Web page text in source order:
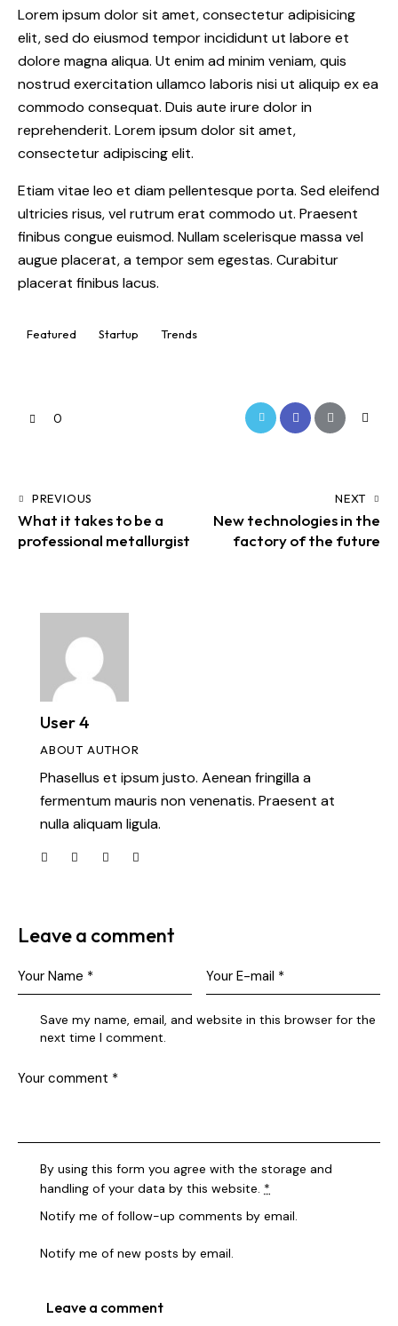
Lorem ipsum dolor sit amet, consectetur adipisicing
elit, sed do eiusmod tempor incididunt ut labore et
dolore magna aliqua. Ut enim ad minim veniam, quis
nostrud exercitation ullamco laboris nisi ut aliquip ex ea
commodo consequat. Duis aute irure dolor in
reprehenderit. Lorem ipsum dolor sit amet,
consectetur adipiscing elit.
Etiam vitae leo et diam pellentesque porta. Sed eleifend
ultricies risus, vel rutrum erat commodo ut. Praesent
finibus congue euismod. Nullam scelerisque massa vel
augue placerat, a tempor sem egestas. Curabitur
placerat finibus lacus.
Featured Startup Trends
0
PREVIOUS
What it takes to be a
professional metallurgist
NEXT
New technologies in the
factory of the future
User 4
ABOUT AUTHOR
Phasellus et ipsum justo. Aenean fringilla a
fermentum mauris non venenatis. Praesent at
nulla aliquam ligula.
Leave a comment
Save my name, email, and website in this browser for the
next time I comment.
By using this form you agree with the storage and
handling of your data by this website. *
Notify me of follow-up comments by email.
Notify me of new posts by email.